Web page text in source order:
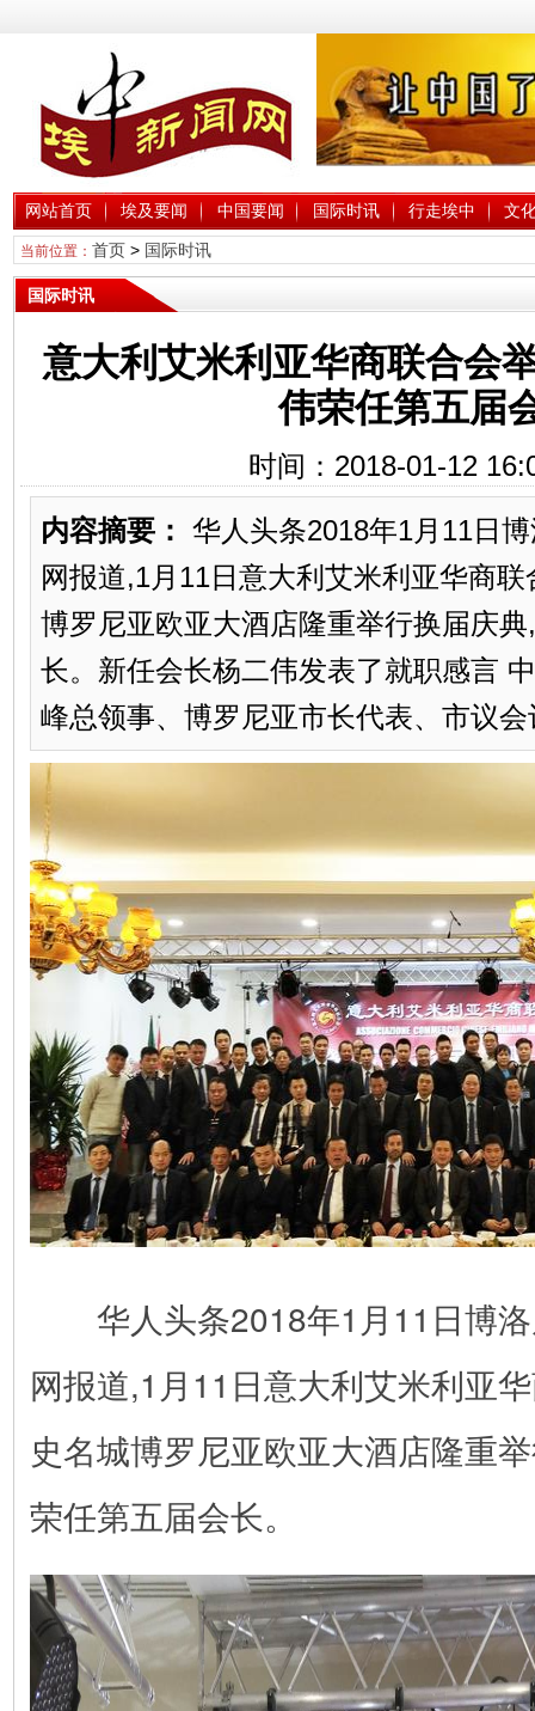
网站首页 埃及要闻 中国要闻 国际时讯 行走埃中 文
当前位置： 首页> 国际时讯
国际时讯
意大利艾米利亚华商联合会
伟荣任第五届
时间：2018-01-12
内容摘要： 华人头条2018年1月11日
网报道,1月11日意大利艾米利亚华商
博罗尼亚欧亚大酒店隆重举行换届庆
长。新任会长杨二伟发表了就职感言
峰总领事、博罗尼亚市长代表、市议
华人头条2018年1月11日博洛
网报道,1月11日意大利艾米利亚
史名城博罗尼亚欧亚大酒店隆重
荣任第五届会长。